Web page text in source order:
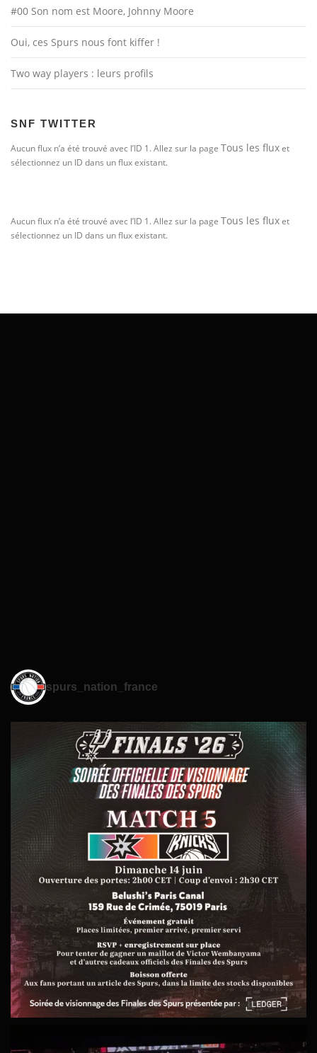
#00 Son nom est Moore, Johnny Moore
Oui, ces Spurs nous font kiffer !
Two way players : leurs profils
SNF TWITTER
Aucun flux n’a été trouvé avec l’ID 1. Allez sur la page Tous les fluxet
sélectionnez un ID dans un flux existant.
Aucun flux n’a été trouvé avec l’ID 1. Allez sur la page Tous les fluxet
sélectionnez un ID dans un flux existant.
spurs_nation_france